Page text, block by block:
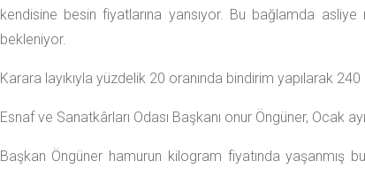
kendisine besin fiyatlarına yansıyor. Bu bağlamda
bekleniyor.
Karara layıkıyla yüzdelik 20 oranında bindirim yapılarak
Esnaf ve Sanatkârları Odası Başkanı onur Öngüner, Ocak
Başkan Öngüner hamurun kilogram fiyatında yaşanmış